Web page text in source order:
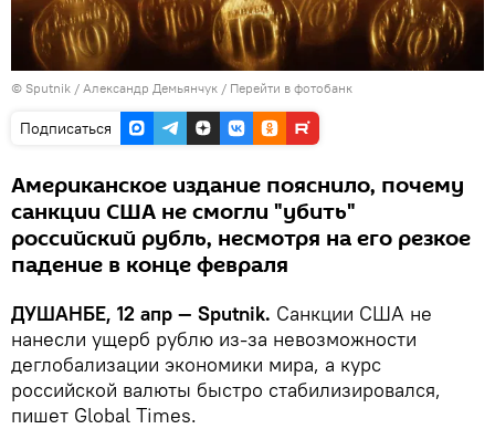
© Sputnik / Александр Демьянчук / Перейти в фотобанк
Подписаться
Американское издание пояснило, почему
санкции США не смогли "убить"
российский рубль, несмотря на его резкое
падение в конце февраля
ДУШАНБЕ, 12 апр — Sputnik. Санкции США не
нанесли ущерб рублю из-за невозможности
деглобализации экономики мира, а курс
российской валюты быстро стабилизировался,
пишет Global Times.